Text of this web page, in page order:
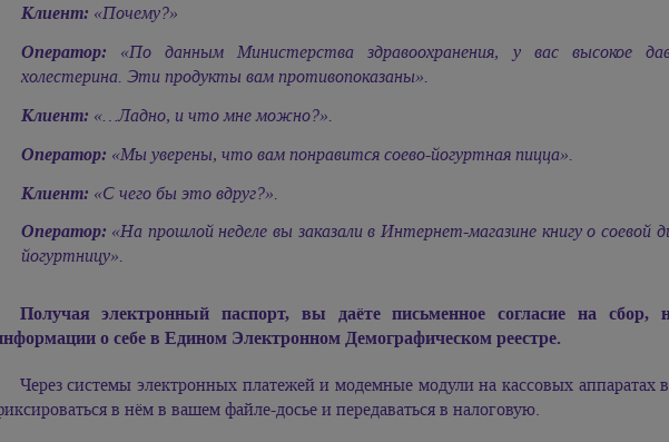
Клиент: «Почему?»
Оператор: «По данным Министерства здравоохранения, у вас высокое
холестерина. Эти продукты вам противопоказаны».
Клиент: «…Ладно, и что мне можно?».
Оператор: «Мы уверены, что вам понравится соево-йогуртная пицца».
Клиент: «С чего бы это вдруг?».
Оператор: «На прошлой неделе вы заказали в Интернет-магазине книгу о соевой
йогуртницу».
Получая электронный паспорт, вы даёте письменное согласие на сбор,
о себе в Едином Электронном Демографическом реестре.
Через системы электронных платежей и модемные модули на кассовых аппаратах
в нём в вашем файле-досье и передаваться в налоговую.